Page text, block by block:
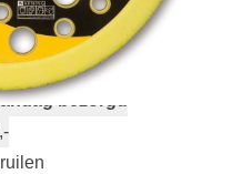
In mijn winkelwagen
bezorgd